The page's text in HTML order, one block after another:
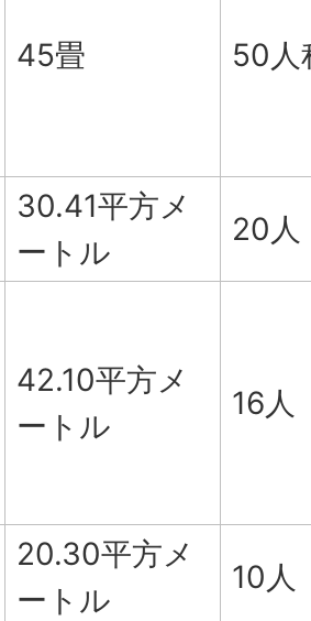
45畳 50人
30.41平方メ
ートル
20人
42.10平方メ
ートル
16人
20.30平方メ
ートル
10人